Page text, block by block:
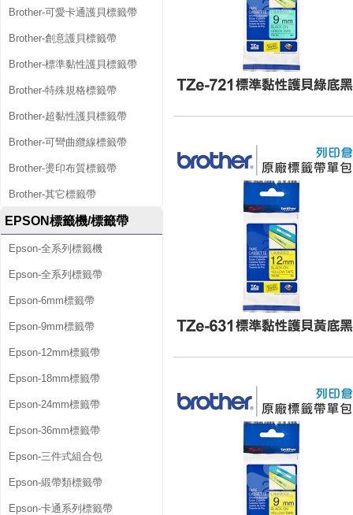
Brother-可愛卡通護貝標籤帶
Brother-創意護貝標籤帶
Brother-標準黏性護貝標籤帶
Brother-特殊規格標籤帶
Brother-超黏性護貝標籤帶
Brother-可彎曲纜線標籤帶
Brother-燙印布質標籤帶
Brother-其它標籤帶
EPSON標籤機/標籤帶
Epson-全系列標籤機
Epson-全系列標籤帶
Epson-6mm標籤帶
Epson-9mm標籤帶
Epson-12mm標籤帶
Epson-18mm標籤帶
Epson-24mm標籤帶
Epson-36mm標籤帶
Epson-三件式組合包
Epson-緞帶類標籤帶
Epson-卡通系列標籤帶